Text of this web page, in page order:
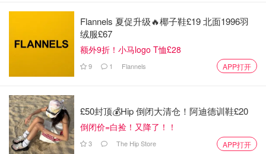
Flannels 夏促升级🔥椰子鞋£19 北面1996羽
绒服£67
额外9折！小马logo T恤£28
9 1 Flannels APP打开
£50封顶💰Hip 倒闭大清仓！阿迪德训鞋£20
倒闭价=白捡！又降了！！
3 The Hip Store APP打开